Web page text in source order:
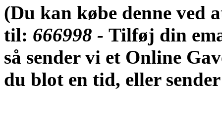
(Du kan købe denne ved
til: 666998 - Tilføj din
så sender vi et Online
du blot en tid, eller